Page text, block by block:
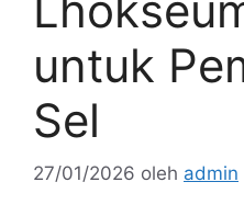
untuk
Sel
27/01/2026 oleh admin